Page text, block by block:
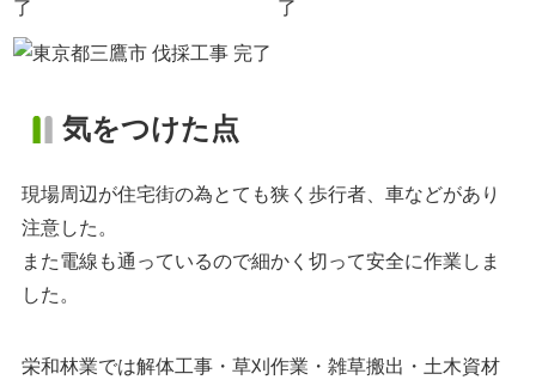
気をつけた点
現場周辺が住宅街の為とても狭く歩行者、車などがあり
注意した。
また電線も通っているので細かく切って安全に作業しま
した。
栄和林業では解体工事・草刈作業・雑草搬出・土木資材